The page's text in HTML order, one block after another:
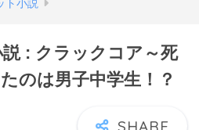
ト小説
: クラックコア～死
のは男子中学生！？